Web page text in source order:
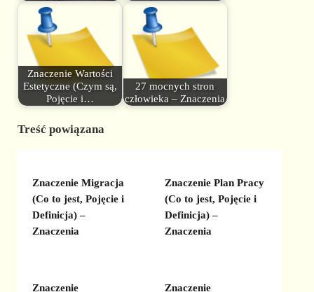
Znaczenie Wartości
Estetyczne (Czym są,
Pojęcie i…
27 mocnych stron
człowieka – Znaczenia
Treść powiązana
Znaczenie Migracja
(Co to jest, Pojęcie i
Definicja) –
Znaczenia
Znaczenie Plan Pracy
(Co to jest, Pojęcie i
Definicja) –
Znaczenia
Znaczenie
Znaczenie